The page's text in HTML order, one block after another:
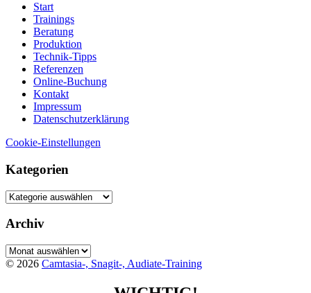
Start
Trainings
Beratung
Produktion
Technik-Tipps
Referenzen
Online-Buchung
Kontakt
Impressum
Datenschutzerklärung
Cookie-Einstellungen
Kategorien
Kategorien
Archiv
Archiv
© 2026 Camtasia-, Snagit-, Audiate-Training